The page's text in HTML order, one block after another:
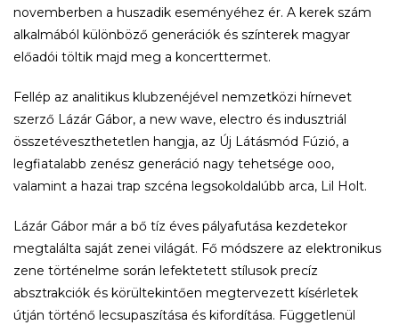
novemberben a huszadik eseményéhez ér. A kerek szám
alkalmából különböző generációk és színterek magyar
előadói töltik majd meg a koncerttermet.
Fellép az analitikus klubzenéjével nemzetközi hírnevet
szerző Lázár Gábor, a new wave, electro és indusztriál
összetéveszthetetlen hangja, az Új Látásmód Fúzió, a
legfiatalabb zenész generáció nagy tehetsége ooo,
valamint a hazai trap szcéna legsokoldalúbb arca, Lil Holt.
Lázár Gábor már a bő tíz éves pályafutása kezdetekor
megtalálta saját zenei világát. Fő módszere az elektronikus
zene történelme során lefektetett stílusok precíz
absztrakciók és körültekintően megtervezett kísérletek
útján történő lecsupaszítása és kifordítása. Függetlenül